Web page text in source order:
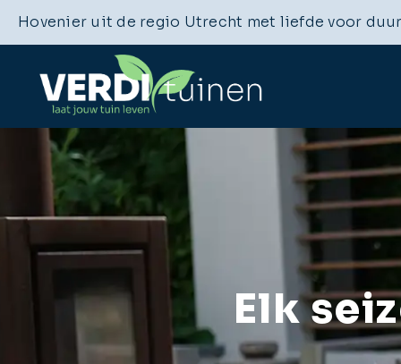
Hovenier uit de regio Utrecht met liefde voor
Elk